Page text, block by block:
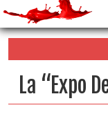
La “Expo